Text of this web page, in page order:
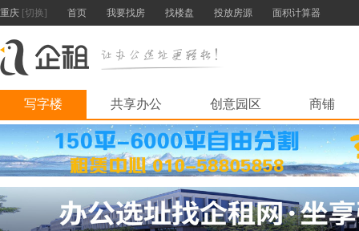
重庆 [切换] 首页 我要找房 找楼盘 投放房源 面积计算器
写字楼 共享办公 创意园区 商铺